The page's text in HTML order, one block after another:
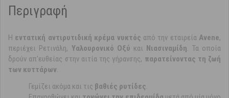
Περιγραφή
Η εντατική αντιρυτιδική κρέμα νυκτός από την εταιρεία Avene,
περιέχει Ρετινάλη, Υαλουρονικό Οξύ και Νιασιναμίδη. Τα οποία
δρούν απ'ευθείας στην αιτία της γήρανσης, παρατείνοντας τη ζωή
των κυττάρων.
Γεμίζει ακόμα και τις βαθιές ρυτίδες.